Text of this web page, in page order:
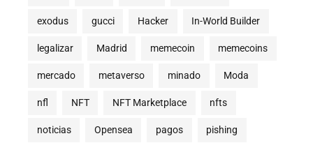
exodus gucci Hacker In-World Builder
legalizar Madrid memecoin memecoins
mercado metaverso minado Moda
nfl NFT NFT Marketplace nfts
noticias Opensea pagos pishing